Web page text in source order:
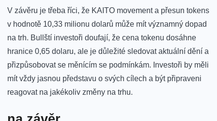
V závěru⁤ je třeba říci, že KAITO movement a přesun tokens
v hodnotě 10,33 milionu dolarů může mít významný dopad
na trh. Bullští investoři doufají, že cena tokenu dosáhne
hranice ‍0,65 dolaru, ale⁤ je důležité⁣ sledovat aktuální dění a
přizpůsobovat se měnícím‌ se podmínkám.‌ Investoři by‌ měli
mít vždy jasnou představu o⁤ svých cílech a být připraveni
reagovat na jakékoliv změny​ na trhu.